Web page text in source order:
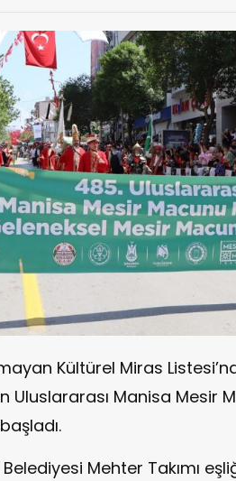
Kültürel Miras
Uluslararası Manisa Mesir
Mehter Takımı